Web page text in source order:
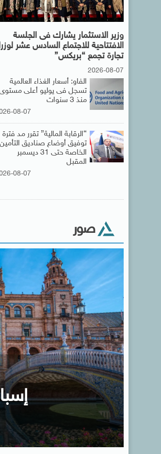
وزير الاستثمار يشارك فى الجلسة
الافتتاحية للاجتماع السادس عشر
تجارة تجمع “بريكس”
2026-08-07
الفاو: أسعار الغذاء العالمية
تسجل فى يوليو أعلى
منذ 3 سنوات
08-07
“الرقابة المالية” تقرر مد فترة
توفيق أوضاع صناديق التأمين
الخاصة حتى 31 ديسمبر
المقبل
08-07
صور